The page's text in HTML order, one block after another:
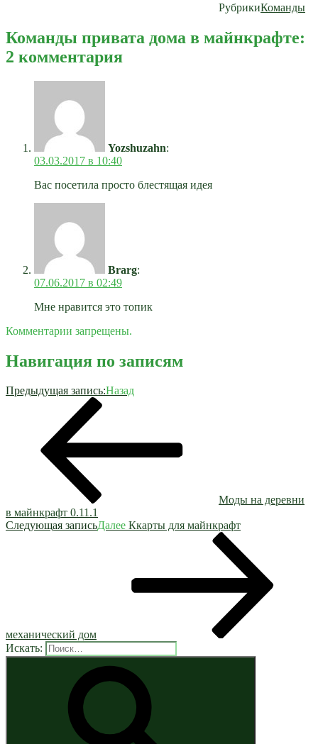
РубрикиКоманды
Команды привата дома в майнкрафте:
2 комментария
Yozshuzahn:
03.03.2017 в 10:40
Вас посетила просто блестящая идея
Brarg:
07.06.2017 в 02:49
Мне нравится это топик
Комментарии запрещены.
Навигация по записям
Предыдущая запись:Назад
Моды на деревни
в майнкрафт 0.11.1
Следующая записьДалее Ккарты для майнкрафт
механический дом
Искать: